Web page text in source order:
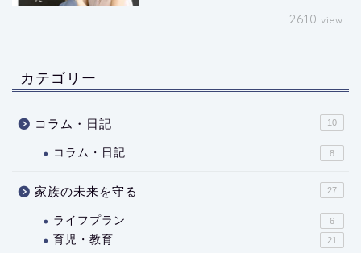
2610 view
カテゴリー
コラム・日記 10
コラム・日記 8
家族の未来を守る 27
ライフプラン 6
育児・教育 21